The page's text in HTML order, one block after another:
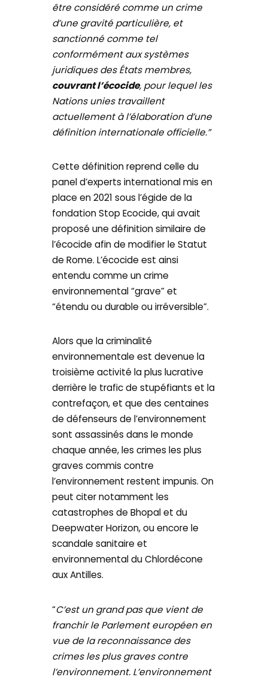
être considéré comme un crime
d’une gravité particulière, et
sanctionné comme tel
conformément aux systèmes
juridiques des États membres,
couvrant l’écocide, pour lequel les
Nations unies travaillent
actuellement à l’élaboration d’une
définition internationale officielle.”
Cette définition reprend celle du
panel d’experts international mis en
place en 2021 sous l’égide de la
fondation Stop Ecocide, qui avait
proposé une définition similaire de
l’écocide afin de modifier le Statut
de Rome. L’écocide est ainsi
entendu comme un crime
environnemental “grave” et
“étendu ou durable ou irréversible”.
Alors que la criminalité
environnementale est devenue la
troisième activité la plus lucrative
derrière le trafic de stupéfiants et la
contrefaçon, et que des centaines
de défenseurs de l’environnement
sont assassinés dans le monde
chaque année, les crimes les plus
graves commis contre
l’environnement restent impunis. On
peut citer notamment les
catastrophes de Bhopal et du
Deepwater Horizon, ou encore le
scandale sanitaire et
environnemental du Chlordécone
aux Antilles.
“C’est un grand pas que vient de
franchir le Parlement européen en
vue de la reconnaissance des
crimes les plus graves contre
l’environnement. L’environnement